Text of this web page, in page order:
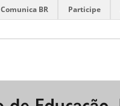
Comunica BR Participe